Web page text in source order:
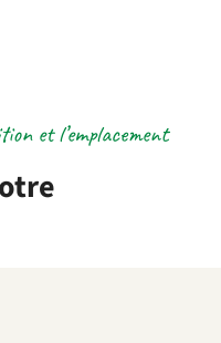
et l’emplacement